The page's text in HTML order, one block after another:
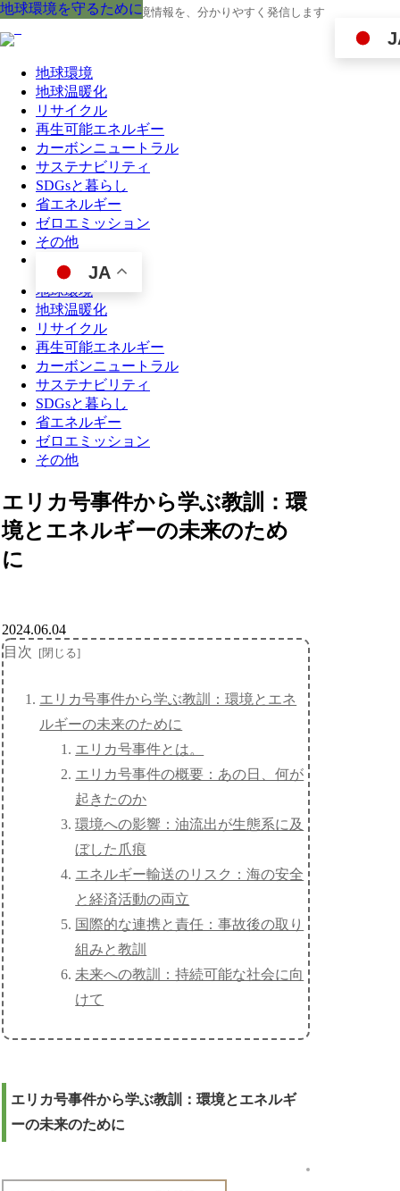
地球の今と未来に役立つ環境情報を、分かりやすく発信します
地球環境
地球温暖化
リサイクル
再生可能エネルギー
カーボンニュートラル
サステナビリティ
SDGsと暮らし
省エネルギー
ゼロエミッション
その他
JA
地球環境
地球温暖化
リサイクル
再生可能エネルギー
カーボンニュートラル
サステナビリティ
SDGsと暮らし
省エネルギー
ゼロエミッション
その他
エリカ号事件から学ぶ教訓：環
境とエネルギーの未来のため
に
地球環境を守るために
2024.06.04
目次
エリカ号事件から学ぶ教訓：環境とエネ
ルギーの未来のために
エリカ号事件とは。
エリカ号事件の概要：あの日、何が
起きたのか
環境への影響：油流出が生態系に及
ぼした爪痕
エネルギー輸送のリスク：海の安全
と経済活動の両立
国際的な連携と責任：事故後の取り
組みと教訓
未来への教訓：持続可能な社会に向
けて
エリカ号事件から学ぶ教訓：環境とエネルギ
ーの未来のために
地球環境を守るために
地球環境を守るために
地球環境を守るために
地球環境を守るために
地球環境を守るために
地球環境を守るために
地球環境を守るために
地球環境を守るために